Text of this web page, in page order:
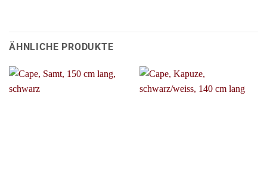
ÄHNLICHE PRODUKTE